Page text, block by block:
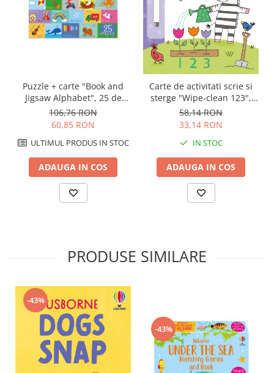
Puzzle + carte "Book and
Jigsaw Alphabet", 25 de
piese, Usborne
106,76 RON
60,85 RON
ULTIMUL PRODUS IN STOC
ADAUGA IN COS
Carte de activitati scrie si
sterge "Wipe-clean 123",
reutilizabila, Usborne
58,14 RON
33,14 RON
IN STOC
ADAUGA IN COS
PRODUSE SIMILARE
-43%
-43%